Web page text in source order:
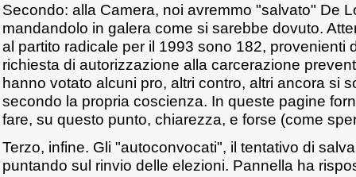
Secondo: alla Camera, noi avremmo "salvato" De
mandandolo in galera come si sarebbe dovuto.
al partito radicale per il 1993 sono 182, provenienti
richiesta di autorizzazione alla carcerazione
hanno votato alcuni pro, altri contro, altri ancora si
secondo la propria coscienza. In queste pagine
fare, su questo punto, chiarezza, e forse (come
Terzo, infine. Gli "autoconvocati", il tentativo di
puntando sul rinvio delle elezioni. Pannella ha